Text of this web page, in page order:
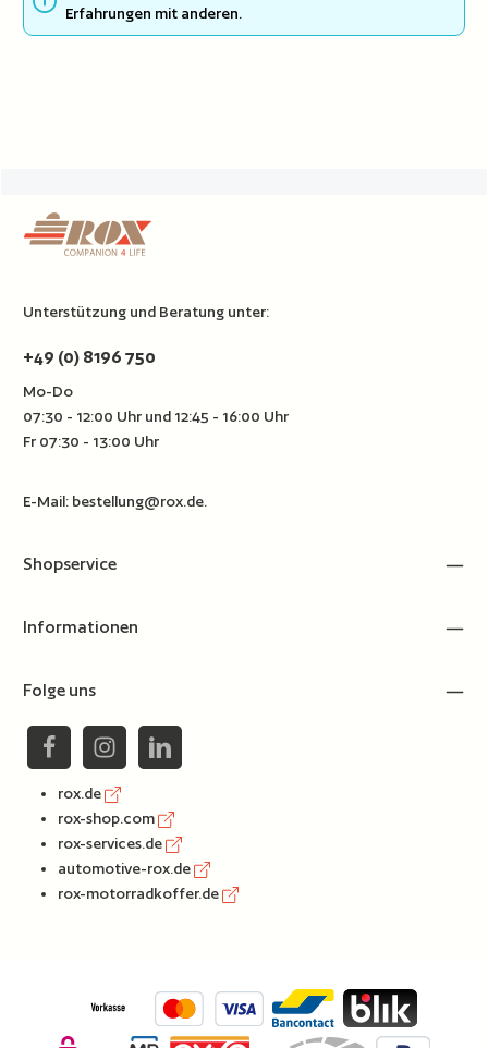
Erfahrungen mit anderen.
Unterstützung und Beratung unter:
+49 (0) 8196 750
Mo-Do
07:30 - 12:00 Uhr und 12:45 - 16:00 Uhr
Fr 07:30 - 13:00 Uhr
E-Mail: bestellung@rox.de.
Shopservice
Informationen
Folge uns
rox.de
rox-shop.com
rox-services.de
automotive-rox.de
rox-motorradkoffer.de